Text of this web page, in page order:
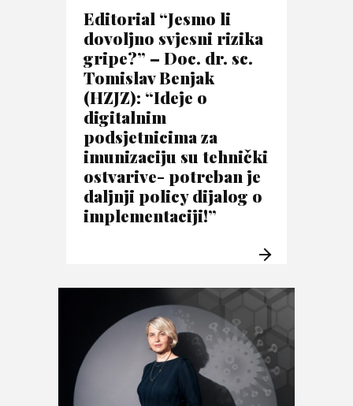
Editorial “Jesmo li
dovoljno svjesni rizika
gripe?” – Doc. dr. sc.
Tomislav Benjak
(HZJZ): “Ideje o
digitalnim
podsjetnicima za
imunizaciju su tehnički
ostvarive- potreban je
daljnji policy dijalog o
implementaciji!”